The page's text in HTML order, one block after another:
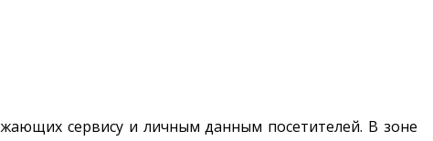
сервису и личным данным посетителей. В зоне